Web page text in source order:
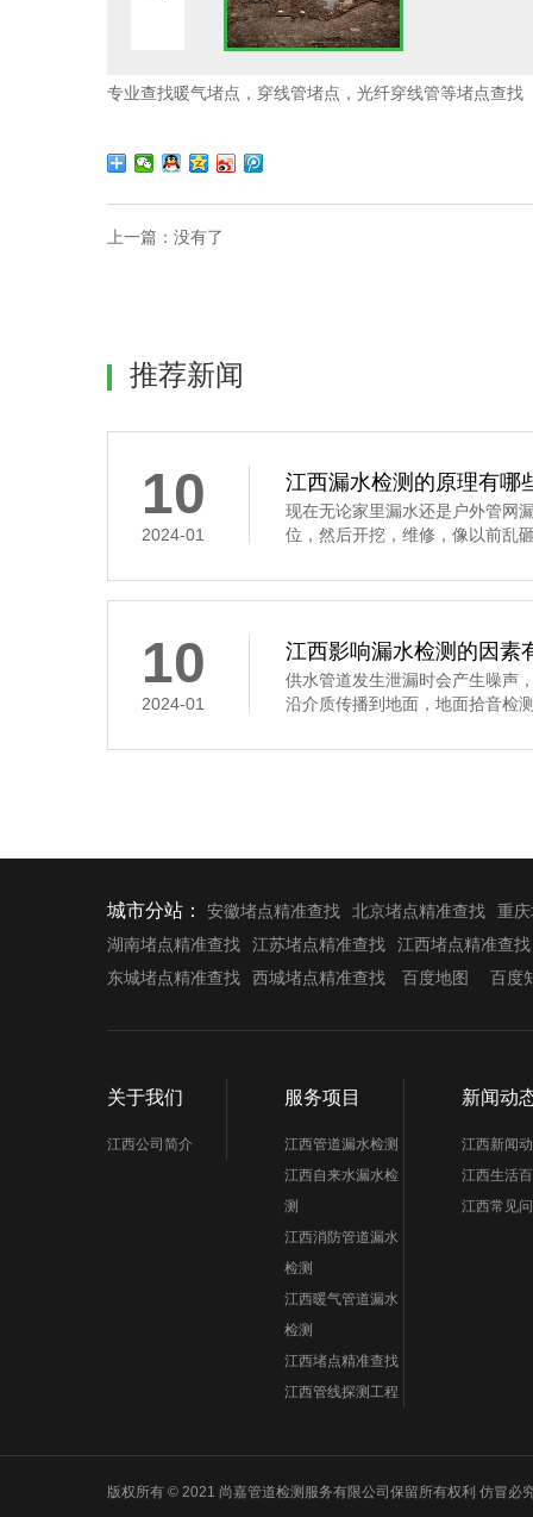
专业查找暖气堵点，穿线管堵点，光纤穿线管等堵点查找
上一篇：没有了
推荐新闻
10
2024-01
江西漏水检测的原理有哪
现在无论家里漏水还是户外管网
位，然后开挖，维修，像以前乱
10
2024-01
江西影响漏水检测的因素
供水管道发生泄漏时会产生噪声
沿介质传播到地面，地面拾音检
城市分站： 安徽堵点精准查找 北京堵点精准查找
重
湖南堵点精准查找
江苏堵点精准查找
江西堵点精准查找
东城堵点精准查找
西城堵点精准查找 百度地图 百度
关于我们
江西公司简介
服务项目
江西管道漏水检测
江西自来水漏水检
测
江西消防管道漏水
检测
江西暖气管道漏水
检测
江西堵点精准查找
江西管线探测工程
新闻动
江西新闻
江西生活
江西常见
版权所有 © 2021 尚嘉管道检测服务有限公司保留所有权利 仿冒